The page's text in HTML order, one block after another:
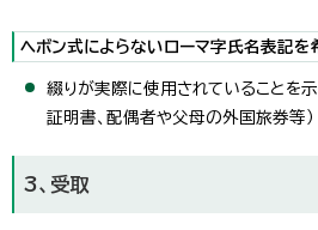
ヘボン式によらないローマ字氏名表記を
綴りが実際に使用されていることを
証明書、配偶者や父母の外国旅券等）
3、受取